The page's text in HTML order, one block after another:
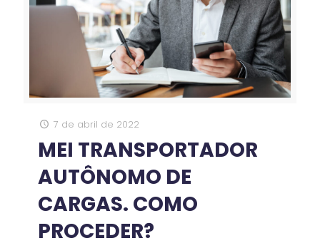
7 de abril de 2022
MEI TRANSPORTADOR
AUTÔNOMO DE
CARGAS. COMO
PROCEDER?